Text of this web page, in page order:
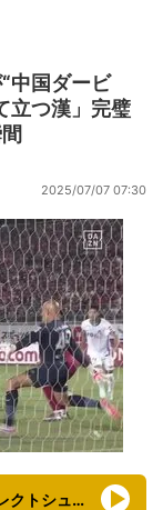
中国ダービ
立つ漢」完璧
2025/07/07 07:30
【映像】完璧過ぎるポジショニング＆ダイレクトシュート